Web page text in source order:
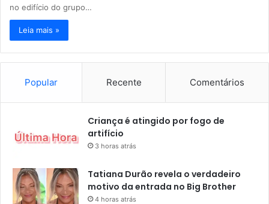
no edifício do grupo…
Leia mais »
Popular Recente Comentários
Criança é atingido por fogo de
artifício
3 horas atrás
Tatiana Durão revela o verdadeiro
motivo da entrada no Big Brother
4 horas atrás